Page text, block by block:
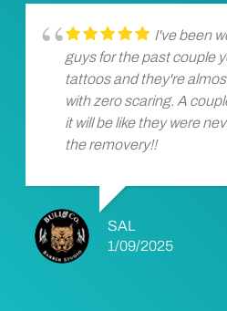
I've been
guys for the past couple
tattoos and they're
with zero scaring. A
it will be like they were
the removery!!
SAL
1/09/2025